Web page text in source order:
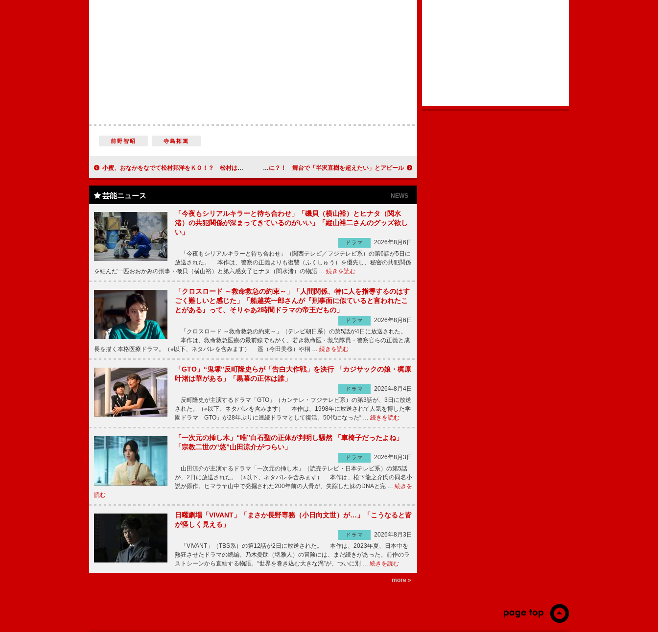
前野智昭 寺島拓篤
小蜜、おなかをなでて松村邦洋をＫＯ！？ 松村は小蜜を絶賛「セクシーですね」 ももちが、一人だけ仲間外れに？！ 舞台で「半沢直樹を超えたい」とアピール
芸能ニュース NEWS
「今夜もシリアルキラーと待ち合わせ」「磯貝（横山裕）とヒナタ（関水
渚）の共犯関係が深まってきているのがいい」「縦山裕二さんのグッズ欲し
い」
ドラマ
2026年8月6日
「今夜もシリアルキラーと待ち合わせ」（関西テレビ／フジテレビ系）の第6話が5日に
放送された。 本作は、警察の正義よりも復讐（ふくしゅう）を優先し、秘密の共犯関係
を結んだ一匹おおかみの刑事・磯貝（横山裕）と第六感女子ヒナタ（関水渚）の物語 … 続きを読む
「クロスロード ～救命救急の約束～」「人間関係、特に人を指導するのはす
ごく難しいと感じた」「船越英一郎さんが『刑事面に似ていると言われたこ
とがある』って、そりゃあ2時間ドラマの帝王だもの」
ドラマ
2026年8月6日
「クロスロード ～救命救急の約束～」（テレビ朝日系）の第5話が4日に放送された。
本作は、救命救急医療の最前線でもがく、若き救命医・救急隊員・警察官らの正義と成
長を描く本格医療ドラマ。（※以下、ネタバレを含みます） 遥（今田美桜）や桐 … 続きを読む
「GTO」“鬼塚”反町隆史らが「告白大作戦」を決行 「カジサックの娘・梶原
叶渚は華がある」「黒幕の正体は誰」
ドラマ
2026年8月4日
反町隆史が主演するドラマ「GTO」（カンテレ・フジテレビ系）の第3話が、3日に放送
された。（※以下、ネタバレを含みます） 本作は、1998年に放送されて人気を博した学
園ドラマ「GTO」が28年ぶりに連続ドラマとして復活。50代になった“ … 続きを読む
「一次元の挿し木」“唯”白石聖の正体が判明し騒然 「車椅子だったよね」
「宗教二世の“悠”山田涼介がつらい」
ドラマ
2026年8月3日
山田涼介が主演するドラマ「一次元の挿し木」（読売テレビ・日本テレビ系）の第5話
が、2日に放送された。（※以下、ネタバレを含みます） 本作は、松下龍之介氏の同名小
説が原作。ヒマラヤ山中で発掘された200年前の人骨が、失踪した妹のDNAと完 … 続きを
読む
日曜劇場「VIVANT」「まさか長野専務（小日向文世）が…」「こうなると皆
が怪しく見える」
ドラマ
2026年8月3日
「VIVANT」（TBS系）の第12話が2日に放送された。 本作は、2023年夏、日本中を
熱狂させたドラマの続編。乃木憂助（堺雅人）の冒険には、まだ続きがあった。前作のラ
ストシーンから直結する物語。“世界を巻き込む大きな渦”が、ついに別 … 続きを読む
more »